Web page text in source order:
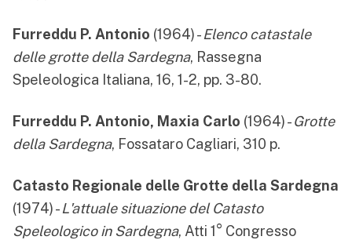
Furreddu P. Antonio (1964) -Elenco catastale
delle grotte della Sardegna, Rassegna
Speleologica Italiana, 16, 1-2, pp. 3-80.
Furreddu P. Antonio, Maxia Carlo (1964) -Grotte
della Sardegna, Fossataro Cagliari, 310 p.
Catasto Regionale delle Grotte della Sardegna
(1974) -L'attuale situazione del Catasto
Speleologico in Sardegna, Atti 1° Congresso